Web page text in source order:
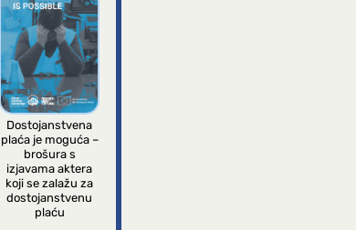
Dostojanstvena
plaća je moguća –
brošura s
izjavama aktera
koji se zalažu za
dostojanstvenu
plaću